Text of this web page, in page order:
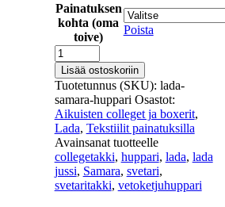
Painatuksen
kohta (oma
toive)
Poista
Lada
Samara
-
Huppari
määrä
Lisää ostoskoriin
Tuotetunnus (SKU): lada-
samara-huppari Osastot:
Aikuisten colleget ja boxerit,
Lada, Tekstiilit painatuksilla
Avainsanat tuotteelle
collegetakki, huppari, lada, lada
jussi, Samara, svetari,
svetaritakki, vetoketjuhuppari